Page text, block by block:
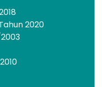
2020